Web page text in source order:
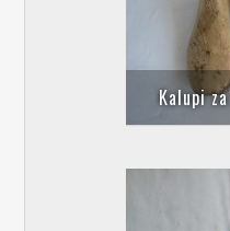
Kalupi